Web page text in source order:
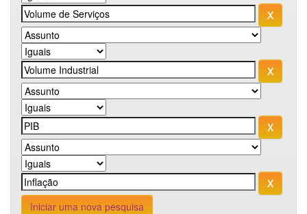
Iniciar uma nova pesquisa